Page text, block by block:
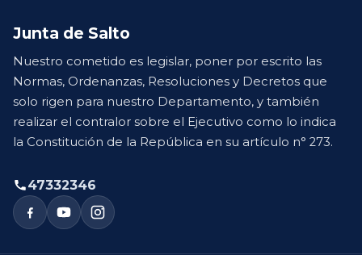
Junta de Salto
Nuestro cometido es legislar, poner por escrito las
Normas, Ordenanzas, Resoluciones y Decretos que
solo rigen para nuestro Departamento, y también
realizar el contralor sobre el Ejecutivo como lo indica
la Constitución de la República en su artículo n° 273.
47332346